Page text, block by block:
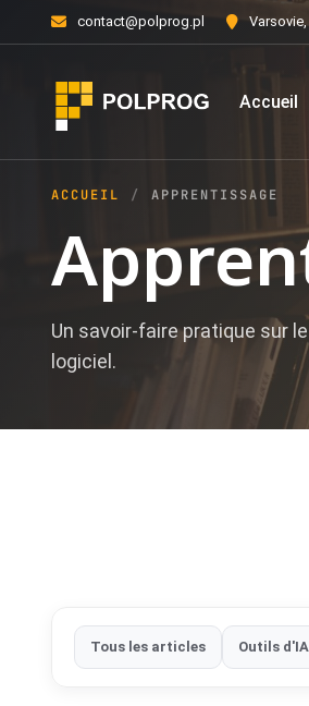
contact@polprog.pl
Accueil
Un savoir-faire pratique sur
logiciel.
ACCUEIL APPRENTISSAGE
Tous les articles Outils d'IA